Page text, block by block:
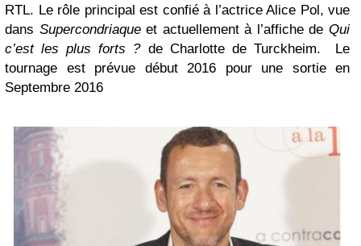
RTL. Le rôle principal est confié à l’actrice Alice Pol, vue
dans Supercondriaqueet actuellement à l’affiche de Qui
c’est les plus forts ?de Charlotte de Turckheim. Le
tournage est prévue début 2016 pour une sortie en
Septembre 2016